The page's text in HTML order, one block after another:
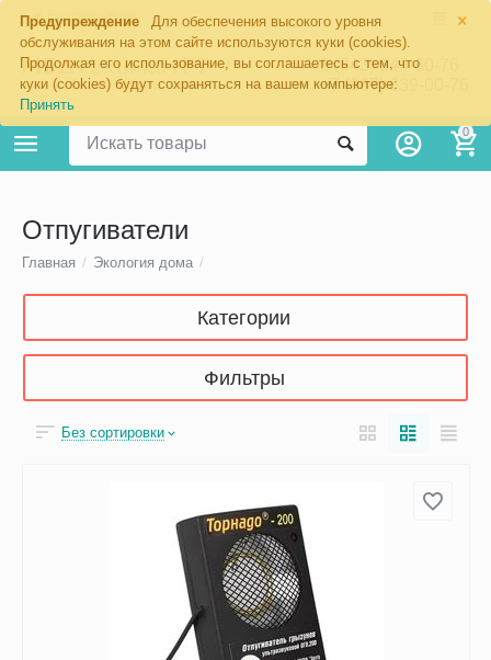
×
Предупреждение
Для обеспечения высокого уровня
обслуживания на этом сайте используются куки (cookies).
Продолжая его использование, вы соглашаетесь с тем, что
куки (cookies) будут сохраняться на вашем компьютере:
Принять
Екатеринбург
8 (343) 344-60-76
+7 (967) 639-00-76
0
Отпугиватели
Главная / Экология дома /
Категории
Фильтры
Без сортировки